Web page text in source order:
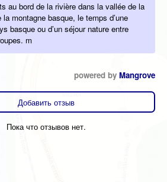
au bord de la rivière dans la vallée de la
montagne basque, le temps d’une
basque ou d’un séjour nature entre
m
powered by Mangrove
Добавить отзыв
Пока что отзывов нет.